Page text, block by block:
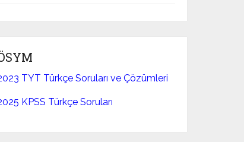
TYT Türkçe Soruları ve Çözümleri
KPSS Türkçe Soruları